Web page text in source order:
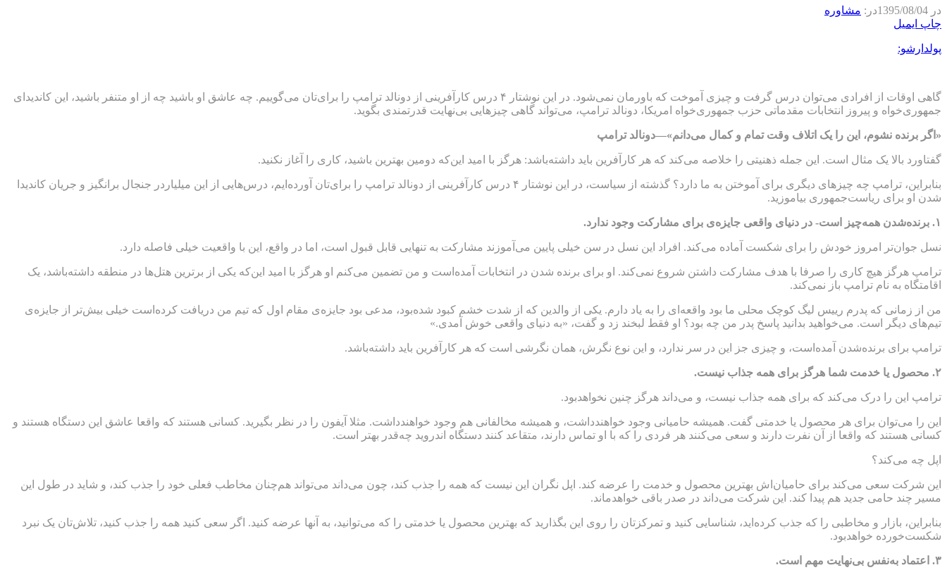
در 1395/08/04در: مشاوره
چاپ ایمیل
پولدارشو:
گاهی اوقات از افرادی می‌توان درس گرفت و چیزی آموخت که باورمان نمی‌شود. در این نوشتار ۴ درس کارآفرینی از دونالد ترامپ را برای‌تان می‌گوییم. چه عاشق او باشید چه از او متنفر باشید، این کاندیدای
جمهوری‌خواه و پیروز انتخابات مقدماتی حزب جمهوری‌خواه امریکا، دونالد ترامپ، می‌تواند گاهی چیزهایی بی‌نهایت قدرتمندی بگوید.
« اگر برنده نشوم، این را یک اتلاف وقت تمام و کمال می‌دانم»—دونالد ترامپ
گفتاورد بالا یک مثال است. این جمله ذهنیتی را خلاصه می‌کند که هر کارآفرین باید داشته‌باشد: هرگز با امید این‌که دومین بهترین باشید، کاری را آغاز نکنید.
بنابراین، ترامپ چه چیزهای دیگری برای آموختن به ما دارد؟ گذشته از سیاست، در این نوشتار ۴ درس کارآفرینی از دونالد ترامپ را برای‌تان آورده‌ایم، درس‌هایی از این میلیاردر جنجال برانگیز و جریان کاندیدا
شدن او برای ریاست‌جمهوری بیاموزید.
۱. برنده‌شدن همه‌چیز است- در دنیای واقعی جایزه‌ی برای مشارکت وجود ندارد.
نسل جوان‌تر امروز خودش را برای شکست آماده می‌کند. افراد این نسل در سن خیلی پایین می‌آموزند مشارکت به تنهایی قابل قبول است، اما در واقع، این با واقعیت خیلی فاصله دارد.
ترامپ هرگز هیچ کاری را صرفا با هدف مشارکت داشتن شروع نمی‌کند. او برای برنده شدن در انتخابات آمده‌است و من تضمین می‌کنم او هرگز با امید این‌که یکی از برترین هتل‌ها در منطقه داشته‌باشد، یک
اقامتگاه به نام ترامپ باز نمی‌کند.
من از زمانی که پدرم رییس لیگ کوچک محلی ما بود واقعه‌ای را به یاد دارم. یکی از والدین که از شدت خشم کبود شده‌بود، مدعی بود جایزه‌ی مقام اول که تیم من دریافت کرده‌است خیلی بیش‌تر از جایزه‌ی
تیم‌های دیگر است. می‌خواهید بدانید پاسخ پدر من چه بود؟ او فقط لبخند زد و گفت، «به دنیای واقعی خوش آمدی.»
ترامپ برای برنده‌شدن آمده‌است، و چیزی جز این در سر ندارد، و این نوع نگرش، همان نگرشی است که هر کارآفرین باید داشته‌باشد.
۲. محصول یا خدمت شما هرگز برای همه جذاب نیست.
ترامپ این را درک می‌کند که برای همه جذاب نیست، و می‌داند هرگز چنین نخواهدبود.
این را می‌توان برای هر محصول یا خدمتی گفت. همیشه حامیانی وجود خواهندداشت، و همیشه مخالفانی هم وجود خواهندداشت. مثلا آیفون را در نظر بگیرید. کسانی هستند که واقعا عاشق این دستگاه هستند و
کسانی هستند که واقعا از آن نفرت دارند و سعی می‌کنند هر فردی را که با او تماس دارند، متقاعد کنند دستگاه اندروید چه‌قدر بهتر است.
اپل چه می‌کند؟
این شرکت سعی می‌کند برای حامیان‌اش بهترین محصول و خدمت را عرضه کند. اپل نگران این نیست که همه را جذب کند، چون می‌داند می‌تواند هم‌چنان مخاطب فعلی خود را جذب کند، و شاید در طول این
مسیر چند حامی جدید هم پیدا کند. این شرکت می‌داند در صدر باقی خواهدماند.
بنابراین، بازار و مخاطبی را که جذب کرده‌اید، شناسایی کنید و تمرکزتان را روی این بگذارید که بهترین محصول یا خدمتی را که می‌توانید، به آنها عرضه کنید. اگر سعی کنید همه را جذب کنید، تلاش‌تان یک نبرد
شکست‌خورده خواهدبود.
۳. اعتماد به‌نفس بی‌نهایت مهم است.